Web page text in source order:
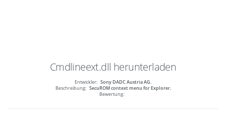
Cmdlineext.dll herunterladen
Entwickler: Sony DADC Austria AG.
Beschreibung: SecuROM context menu for Explorer.
Bewertung: